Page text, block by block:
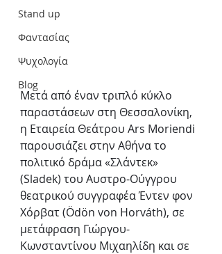
Stand up
Φαντασίας
Ψυχολογία
Blog
Μετά από έναν τριπλό κύκλο
παραστάσεων στη Θεσσαλονίκη,
η Εταιρεία Θεάτρου Ars Moriendi
παρουσιάζει στην Αθήνα το
πολιτικό δράμα «Σλάντεκ»
(Sladek) του Αυστρο-Ούγγρου
θεατρικού συγγραφέα Έντεν φον
Χόρβατ (Ödön von Horváth), σε
μετάφραση Γιώργου-
Κωνσταντίνου Μιχαηλίδη και σε